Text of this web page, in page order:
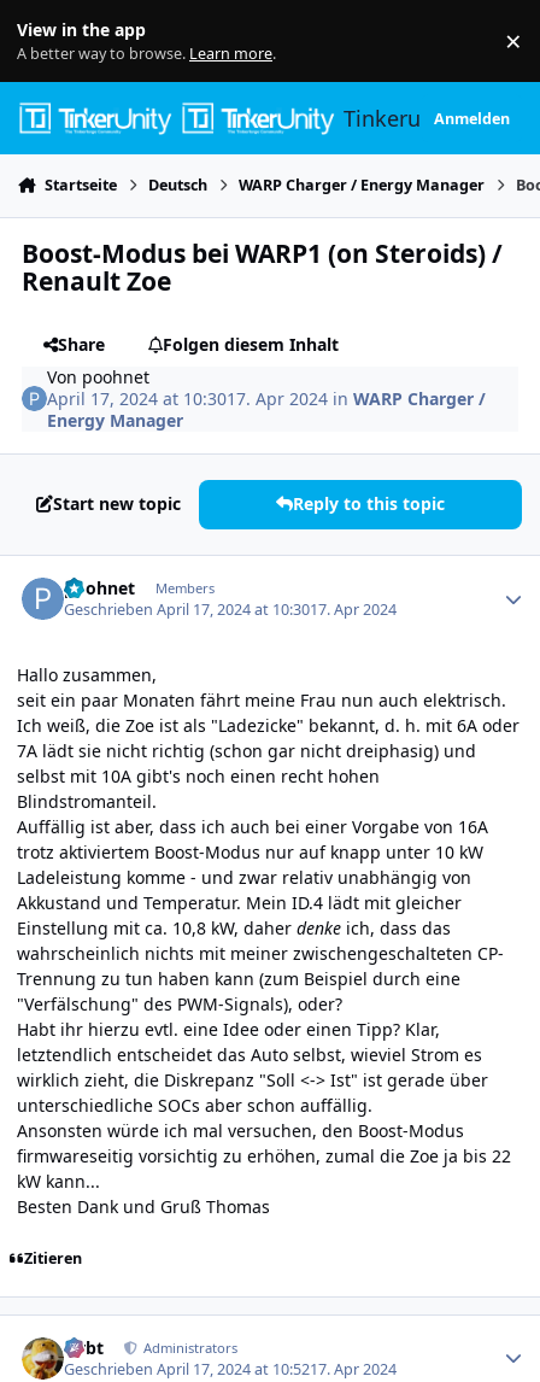
View in the app
A better way to browse. Learn more. ×
TinkerunityAnmelden
Startseite Deutsch WARP Charger / Energy Manager
Boost-Modus bei WARP1 (on Steroids) /
Renault Zoe
Share
Folgen diesem Inhalt
Von poohnet
April 17, 2024 at 10:3017. Apr 2024 inWARP Charger /
Energy Manager
Start new topic Reply to this topic
poohnet Members
GeschriebenApril 17, 2024 at 10:3017. Apr 2024
Hallo zusammen,
seit ein paar Monaten fährt meine Frau nun auch elektrisch.
Ich weiß, die Zoe ist als "Ladezicke" bekannt, d. h. mit 6A oder
7A lädt sie nicht richtig (schon gar nicht dreiphasig) und
selbst mit 10A gibt's noch einen recht hohen
Blindstromanteil.
Auffällig ist aber, dass ich auch bei einer Vorgabe von 16A
trotz aktiviertem Boost-Modus nur auf knapp unter 10 kW
Ladeleistung komme - und zwar relativ unabhängig von
Akkustand und Temperatur. Mein ID.4 lädt mit gleicher
Einstellung mit ca. 10,8 kW, daher denke ich, dass das
wahrscheinlich nichts mit meiner zwischengeschalteten CP-
Trennung zu tun haben kann (zum Beispiel durch eine
"Verfälschung" des PWM-Signals), oder?
Habt ihr hierzu evtl. eine Idee oder einen Tipp? Klar,
letztendlich entscheidet das Auto selbst, wieviel Strom es
wirklich zieht, die Diskrepanz "Soll <-> Ist" ist gerade über
unterschiedliche SOCs aber schon auffällig.
Ansonsten würde ich mal versuchen, den Boost-Modus
firmwareseitig vorsichtig zu erhöhen, zumal die Zoe ja bis 22
kW kann...
Besten Dank und Gruß Thomas
Zitieren
rtrbt Administrators
GeschriebenApril 17, 2024 at 10:5217. Apr 2024